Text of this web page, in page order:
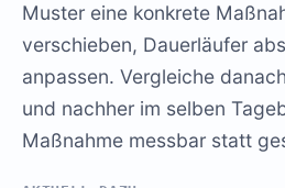
Muster eine konkrete
verschieben, Dauerläufer
anpassen. Vergleiche
und nachher im selben
Maßnahme messbar statt